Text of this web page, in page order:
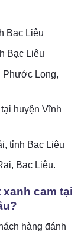
Bạc Liêu
Bạc Liêu
Phước Long,
huyện Vĩnh
tỉnh Bạc Liêu
Bạc Liêu.
xanh cam tại
hàng đánh